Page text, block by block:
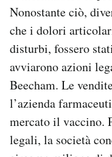
Nonostante ciò,
che i dolori
disturbi, fossero
avviarono azioni
Beecham. Le
l’azienda
mercato il vaccino.
legali, la società